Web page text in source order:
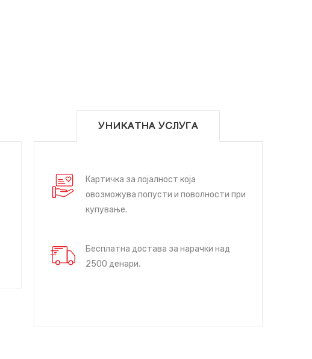
УНИКАТНА УСЛУГА
Картичка за лојалност која
овозможува попусти и поволности при
купување.
Бесплатна достава за нарачки над
2500 денари.